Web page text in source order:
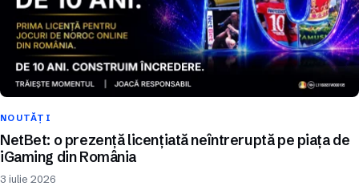
NOUTĂȚI
NetBet: o prezență licențiată neîntreruptă pe piața de
iGaming din România
3 iulie 2026